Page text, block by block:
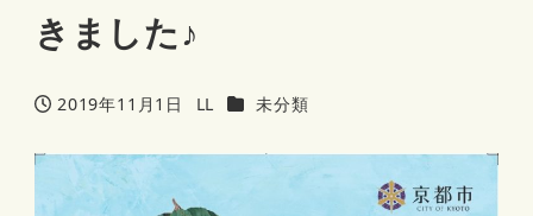
きました♪
投稿日
2019年11月1日
著
LL カテゴリー
未分類